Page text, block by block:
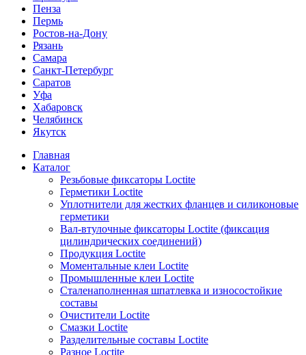
Пенза
Пермь
Ростов-на-Дону
Рязань
Самара
Санкт-Петербург
Саратов
Уфа
Хабаровск
Челябинск
Якутск
Главная
Каталог
Резьбовые фиксаторы Loctite
Герметики Loctite
Уплотнители для жестких фланцев и силиконовые
герметики
Вал-втулочные фиксаторы Loctite (фиксация
цилиндрических соединений)
Продукция Loctite
Моментальные клеи Loctite
Промышленные клеи Loctite
Сталенаполненная шпатлевка и износостойкие
составы
Очистители Loctite
Смазки Loctite
Разделительные составы Loctite
Разное Loctite